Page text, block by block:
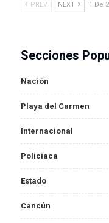
PREV NEXT 1 De
Secciones
Nación
Playa del Carmen
Internacional
Policiaca
Estado
Cancún